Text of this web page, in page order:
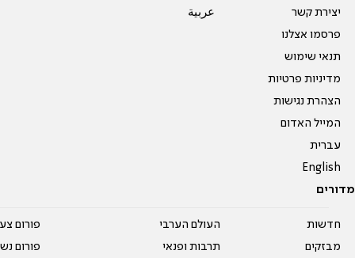
יצירת קשר
פרסמו אצלנו
תנאי שימוש
מדיניות פרטיות
הצהרת נגישות
המייל האדום
עברית
English
عربية
מדורים
חדשות
מבזקים
העולם הערבי
תרבות ופנאי
פורום
פורום